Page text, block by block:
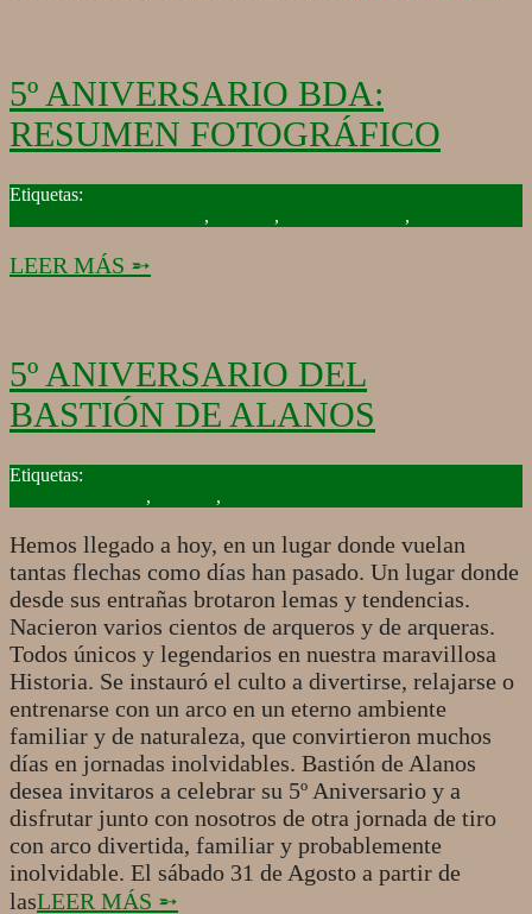
5º ANIVERSARIO BDA:
RESUMEN FOTOGRÁFICO
2019-
, , ,
LEER MÁS ➵
5º ANIVERSARIO DEL
BASTIÓN DE ALANOS
2019-
, ,
Hemos llegado a hoy, en un lugar donde vuelan
tantas flechas como días han pasado. Un lugar donde
desde sus entrañas brotaron lemas y tendencias.
Nacieron varios cientos de arqueros y de arqueras.
Todos únicos y legendarios en nuestra maravillosa
Historia. Se instauró el culto a divertirse, relajarse o
entrenarse con un arco en un eterno ambiente
familiar y de naturaleza, que convirtieron muchos
días en jornadas inolvidables. Bastión de Alanos
desea invitaros a celebrar su 5º Aniversario y a
disfrutar junto con nosotros de otra jornada de tiro
con arco divertida, familiar y probablemente
inolvidable. El sábado 31 de Agosto a partir de
lasLEER MÁS ➵